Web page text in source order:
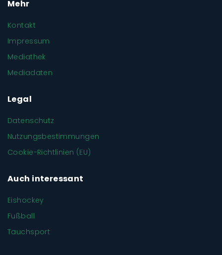
Mehr
Kontakt
Impressum
Mediathek
Mediadaten
Legal
Datenschutz
Nutzungsbestimmungen
Cookie-Richtlinien (EU)
Auch interessant
Eishockey
Fußball
Tauchsport